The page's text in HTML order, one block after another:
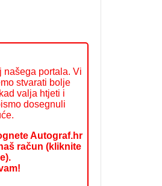
našega portala. Vi
stvarati bolje
valja htjeti i
dosegnuli
Autograf.hr
račun (kliknite